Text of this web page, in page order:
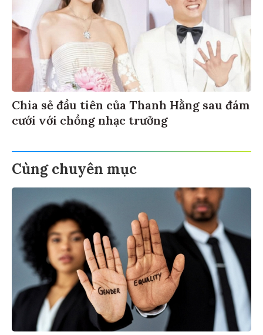
Chia sẻ đầu tiên của Thanh Hằng sau đám
cưới với chồng nhạc trưởng
Cùng chuyên mục